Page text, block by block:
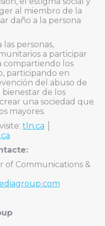
al miembro de la
daño a la persona
las personas,
a participar
compartiendo los
participando en
del abuso de
de los
una sociedad que
mayores.
: tln.ca
of Communications &